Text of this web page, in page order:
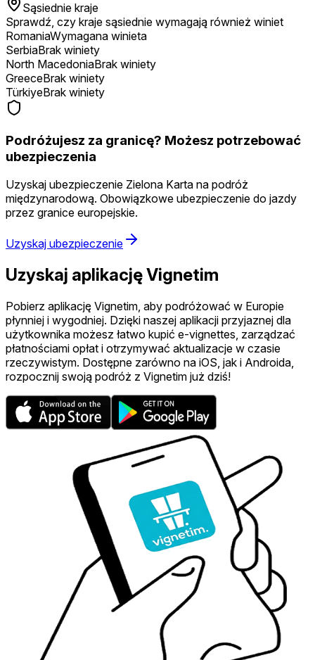
Sąsiednie kraje
Sprawdź, czy kraje sąsiednie wymagają również winiet
RomaniaWymagana winieta
SerbiaBrak winiety
North MacedoniaBrak winiety
GreeceBrak winiety
TürkiyeBrak winiety
Podróżujesz za granicę? Możesz potrzebować
ubezpieczenia
Uzyskaj ubezpieczenie Zielona Karta na podróż
międzynarodową. Obowiązkowe ubezpieczenie do jazdy
przez granice europejskie.
Uzyskaj ubezpieczenie
Uzyskaj aplikację Vignetim
Pobierz aplikację Vignetim, aby podróżować w Europie
płynniej i wygodniej. Dzięki naszej aplikacji przyjaznej dla
użytkownika możesz łatwo kupić e-vignettes, zarządzać
płatnościami opłat i otrzymywać aktualizacje w czasie
rzeczywistym. Dostępne zarówno na iOS, jak i Androida,
rozpocznij swoją podróż z Vignetim już dziś!